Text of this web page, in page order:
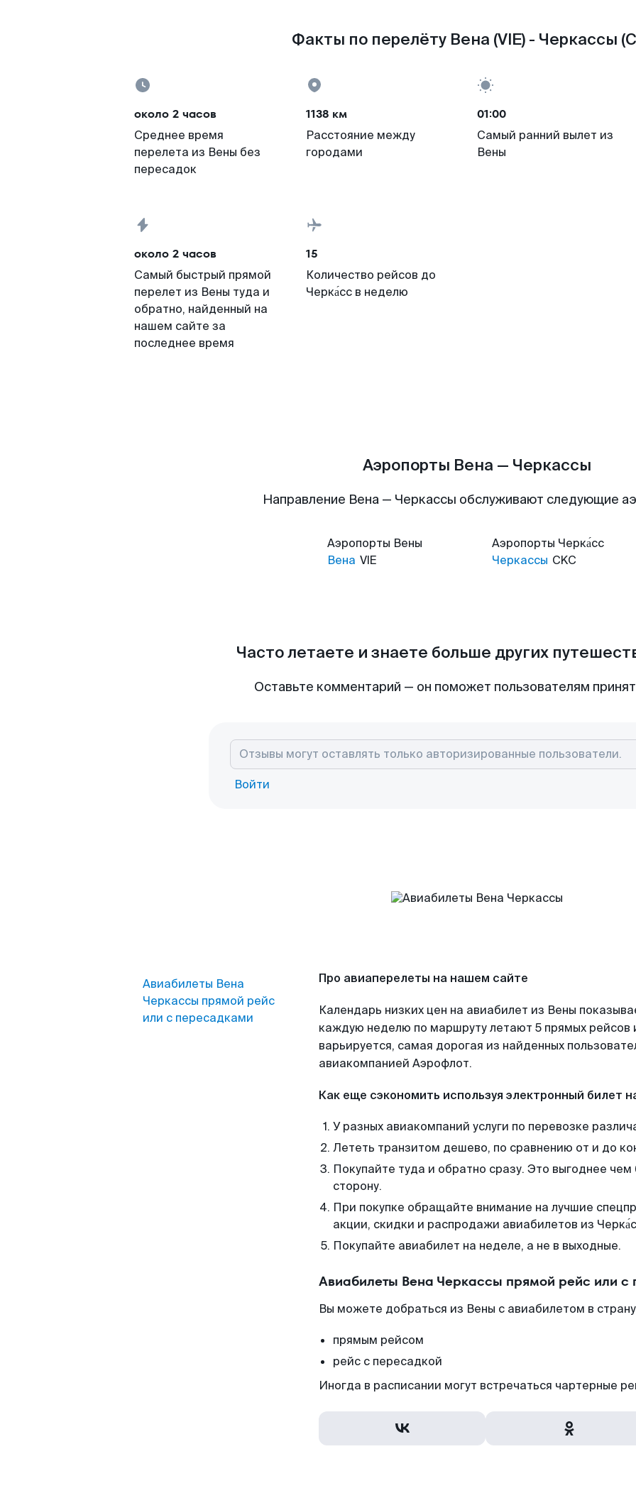
Факты по перелёту Вена (VIE) - Черкассы
около 2 часов
Среднее время
перелета из Вены без
пересадок
1138 км
Расстояние между
городами
01:00
Самый ранний вылет из
Вены
около 2 часов
Самый быстрый прямой
перелет из Вены туда и
обратно, найденный на
нашем сайте за
последнее время
15
Количество рейсов до
Черка́сс в неделю
Аэропорты Вена — Черкассы
Направление Вена — Черкассы обслуживают следующие
Аэропорты Вены
Вена VIE
Аэропорты Черка́сс
Черкассы CKC
Часто летаете и знаете больше других
Оставьте комментарий — он поможет пользователям
Войти
Авиабилеты Вена
Черкассы прямой рейс
или с пересадками
Про авиаперелеты на нашем сайте
Календарь низких цен на авиабилет из Вены
каждую неделю по маршруту летают 5 прямых рейсов
варьируется, самая дорогая из найденных
авиакомпанией Аэрофлот.
Как еще сэкономить используя электронный билет
У разных авиакомпаний услуги по перевозке
Лететь транзитом дешево, по сравнению от и до
Покупайте туда и обратно сразу. Это выгоднее
сторону.
При покупке обращайте внимание на лучшие
акции, скидки и распродажи авиабилетов из
Покупайте авиабилет на неделе, а не в выходные.
Авиабилеты Вена Черкассы прямой рейс или с
Вы можете добраться из Вены с авиабилетом в
прямым рейсом
рейс с пересадкой
Иногда в расписании могут встречаться чартерные